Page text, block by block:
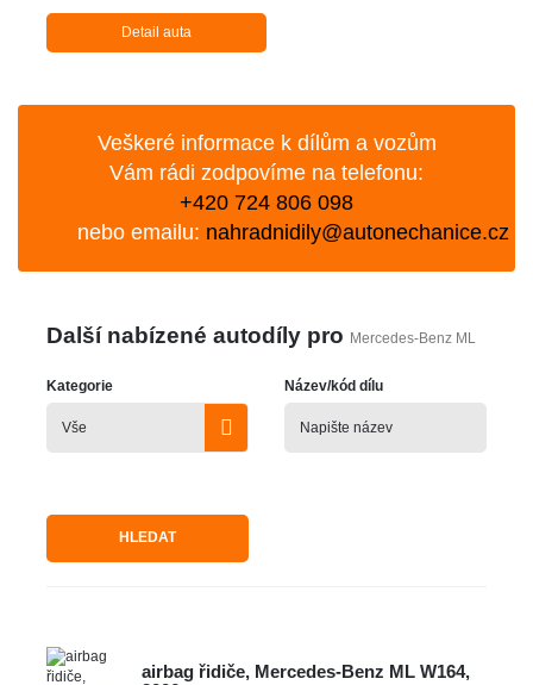
Detail auta
Veškeré informace k dílům a vozům
Vám rádi zodpovíme na telefonu:
+420 724 806 098
nebo emailu: nahradnidily@autonechanice.cz
Další nabízené autodíly pro Mercedes-Benz ML
Kategorie Název/kód dílu
HLEDAT
airbag řidiče, Mercedes-Benz ML W164,